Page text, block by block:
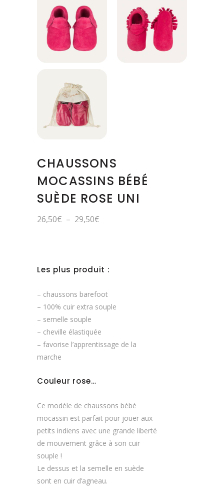
CHAUSSONS
MOCASSINS BÉBÉ
SUÈDE ROSE UNI
26,50€ – 29,50€
Les plus produit :
– chaussons barefoot
– 100% cuir extra souple
– semelle souple
– cheville élastiquée
– favorise l’apprentissage de la
marche
Couleur rose…
Ce modèle de chaussons bébé
mocassin est parfait pour jouer aux
petits indiens avec une grande liberté
de mouvement grâce à son cuir
souple !
Le dessus et la semelle en suède
sont en cuir d’agneau.